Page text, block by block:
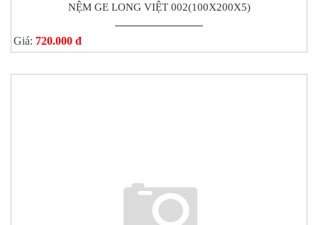
NỆM GE LONG VIỆT 002(100X200X5)
Giá: 720.000 đ